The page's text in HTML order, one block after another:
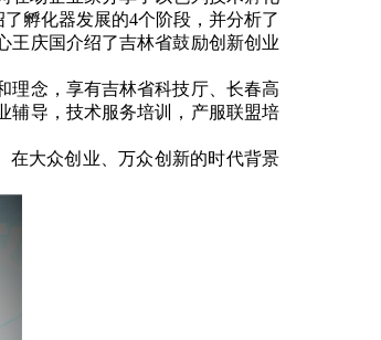
孵化器发展的4个阶段，并分析了
王庆国介绍了吉林省鼓励创新创业
理念， 享有吉林省科技厅、长春高
辅导，技术服务培训，产服联盟培
在大众创业、万众创新的时代背景